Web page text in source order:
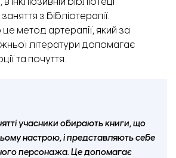
інклюзивній бібліотеці
з бібліотерапії.
метод артерапії, який за
літератури допомагає
та почуття.
учасники обирають книги, що
настрою, і представляють себе
персонажа. Це допомагає